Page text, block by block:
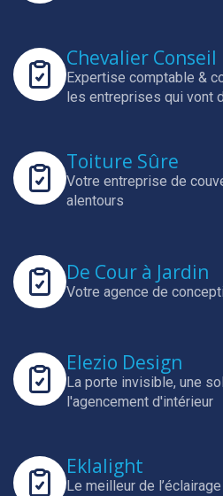
Chevalier Conseil
Expertise comptable &
les entreprises qui vont
Toiture Sûre
Votre entreprise de
alentours
De Cour à Jardin
Votre agence de
Elezio Design
La porte invisible, une
l'agencement d'intérieur
Eklalight
Le meilleur de